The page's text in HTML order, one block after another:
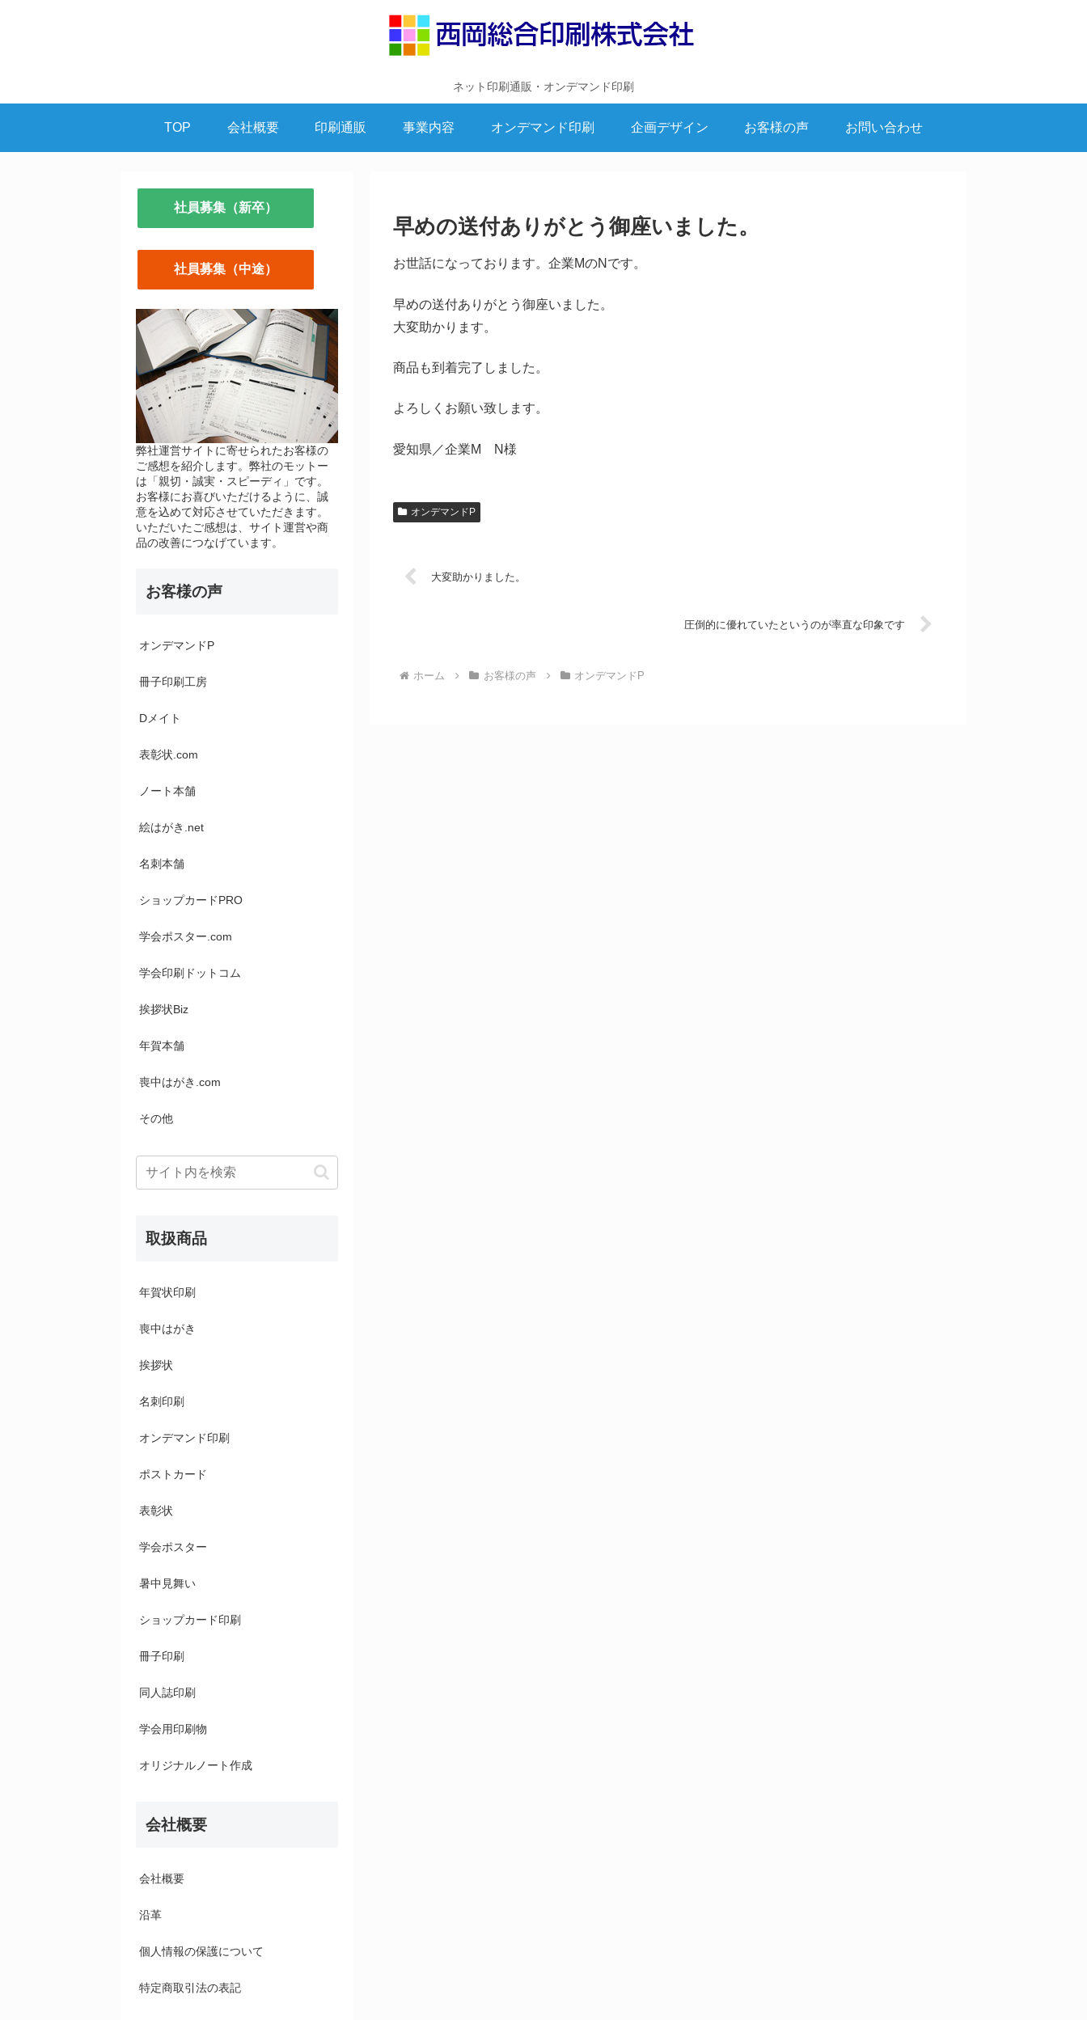
ネット印刷通販・オンデマンド印刷
TOP 会社概要 印刷通販 事業内容 オンデマンド印刷 企画デザイン お客様の声 お問い合わせ
早めの送付ありがとう御座いました。
お世話になっております。企業MのNです。
早めの送付ありがとう御座いました。
大変助かります。
商品も到着完了しました。
よろしくお願い致します。
愛知県／企業M N様
オンデマンドP
大変助かりました。
圧倒的に優れていたというのが率直な印象です
ホーム お客様の声 オンデマンドP
社員募集（新卒）
社員募集（中途）
弊社運営サイトに寄せられたお客様の
ご感想を紹介します。弊社のモットー
は「親切・誠実・スピーディ」です。
お客様にお喜びいただけるように、誠
意を込めて対応させていただきます。
いただいたご感想は、サイト運営や商
品の改善につなげています。
お客様の声
オンデマンドP
冊子印刷工房
Dメイト
表彰状.com
ノート本舗
絵はがき.net
名刺本舗
ショップカードPRO
学会ポスター.com
学会印刷ドットコム
挨拶状Biz
年賀本舗
喪中はがき.com
その他
取扱商品
年賀状印刷
喪中はがき
挨拶状
名刺印刷
オンデマンド印刷
ポストカード
表彰状
学会ポスター
暑中見舞い
ショップカード印刷
冊子印刷
同人誌印刷
学会用印刷物
オリジナルノート作成
会社概要
会社概要
沿革
個人情報の保護について
特定商取引法の表記